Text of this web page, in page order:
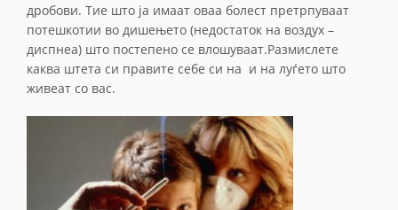
дробови. Тие што ја имаат оваа болест претрпуваат
потешкотии во дишењето (недостаток на воздух –
диспнеа) што постепено се влошуваат.Размислете
каква штета си правите себе си на и на луѓето што
живеат со вас.